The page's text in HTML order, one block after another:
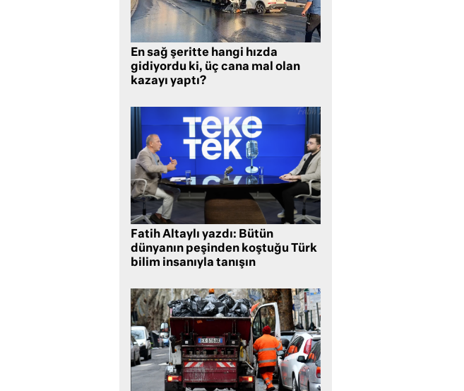
En sağ şeritte hangi hızda
gidiyordu ki, üç cana mal olan
kazayı yaptı?
Fatih Altaylı yazdı: Bütün
dünyanın peşinden koştuğu Türk
bilim insanıyla tanışın